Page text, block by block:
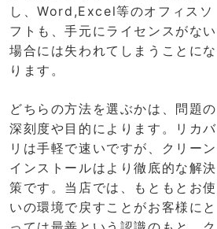
し、Word,Excel等のオフィスソ
フトも、手元にライセンスがない
場合には失われてしまうことにな
ります。
どちらの方法を選ぶかは、問題の
深刻度や目的によります。リカバ
リは手軽で速いですが、クリーン
インストールはより徹底的な解決
策です。当店では、もともとお使
いの環境で戻すことがお客様にと